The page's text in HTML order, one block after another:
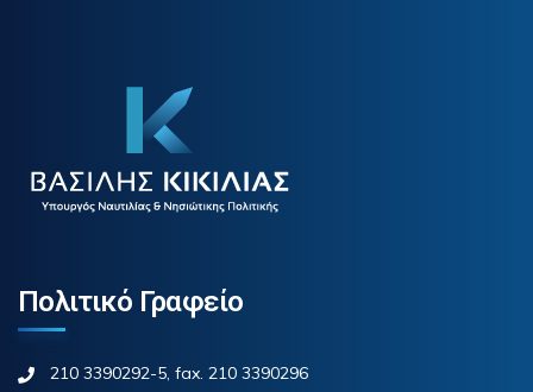
Πολιτικό Γραφείο
210 3390292-5, fax. 210 3390296